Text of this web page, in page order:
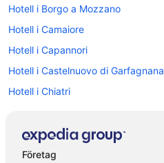
Hotell i Borgo a Mozzano
Hotell i Camaiore
Hotell i Capannori
Hotell i Castelnuovo di Garfagnana
Hotell i Chiatri
Hotell i Guamo
Hotell i Lammari
Företag